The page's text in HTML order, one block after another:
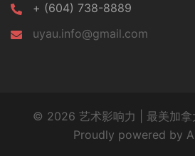
+ (604) 738-8889
uyau.info@gmail.com
© 2026 艺术影响力 | 最美加拿
Proudly powered by